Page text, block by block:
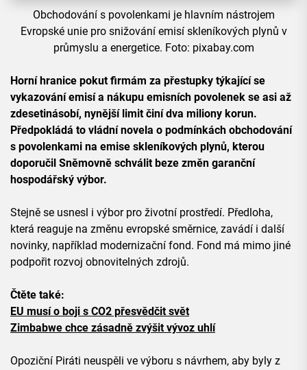
Obchodování s povolenkami je hlavním nástrojem
Evropské unie pro snižování emisí skleníkových plynů v
průmyslu a energetice. Foto: pixabay.com
Horní hranice pokut firmám za přestupky týkající se
vykazování emisí a nákupu emisních povolenek se asi až
zdesetinásobí, nynější limit činí dva miliony korun.
Předpokládá to vládní novela o podmínkách obchodování
s povolenkami na emise skleníkových plynů, kterou
doporučil Sněmovně schválit beze změn garanční
hospodářský výbor.
Stejně se usnesl i výbor pro životní prostředí. Předloha,
která reaguje na změnu evropské směrnice, zavádí i další
novinky, například modernizační fond. Fond má mimo jiné
podpořit rozvoj obnovitelných zdrojů.
Čtěte také:
EU musí o boji s CO2 přesvědčit svět
Zimbabwe chce zásadně zvýšit vývoz uhlí
Opoziční Piráti neuspěli ve výboru s návrhem, aby byly z